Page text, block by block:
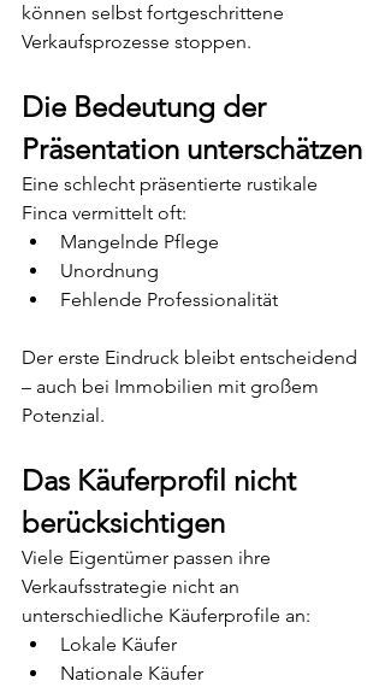
können selbst fortgeschrittene
Verkaufsprozesse stoppen.
Die Bedeutung der
Präsentation unterschätzen
Eine schlecht präsentierte rustikale
Finca vermittelt oft:
Mangelnde Pflege
Unordnung
Fehlende Professionalität
Der erste Eindruck bleibt entscheidend
– auch bei Immobilien mit großem
Potenzial.
Das Käuferprofil nicht
berücksichtigen
Viele Eigentümer passen ihre
Verkaufsstrategie nicht an
unterschiedliche Käuferprofile an:
Lokale Käufer
Nationale Käufer